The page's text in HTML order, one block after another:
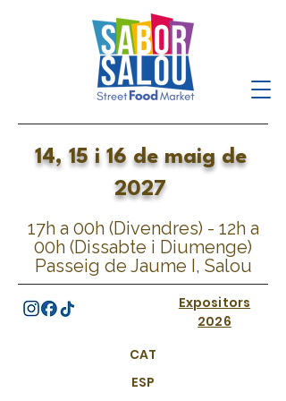
14, 15 i 16 de maig de
2027
17h a 00h (Divendres) - 12h a
00h (Dissabte i Diumenge)
Passeig de Jaume I, Salou
Expositors
2026
CAT
ESP